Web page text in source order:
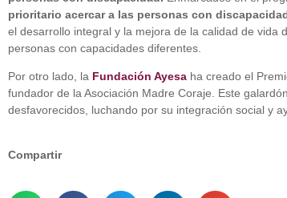
prioritario acercar a las personas con
el desarrollo integral y la mejora de la calidad de vida
personas con capacidades diferentes.
Por otro lado, la Fundación Ayesa ha creado el
fundador de la Asociación Madre Coraje. Este
desfavorecidos, luchando por su integración social y
Compartir